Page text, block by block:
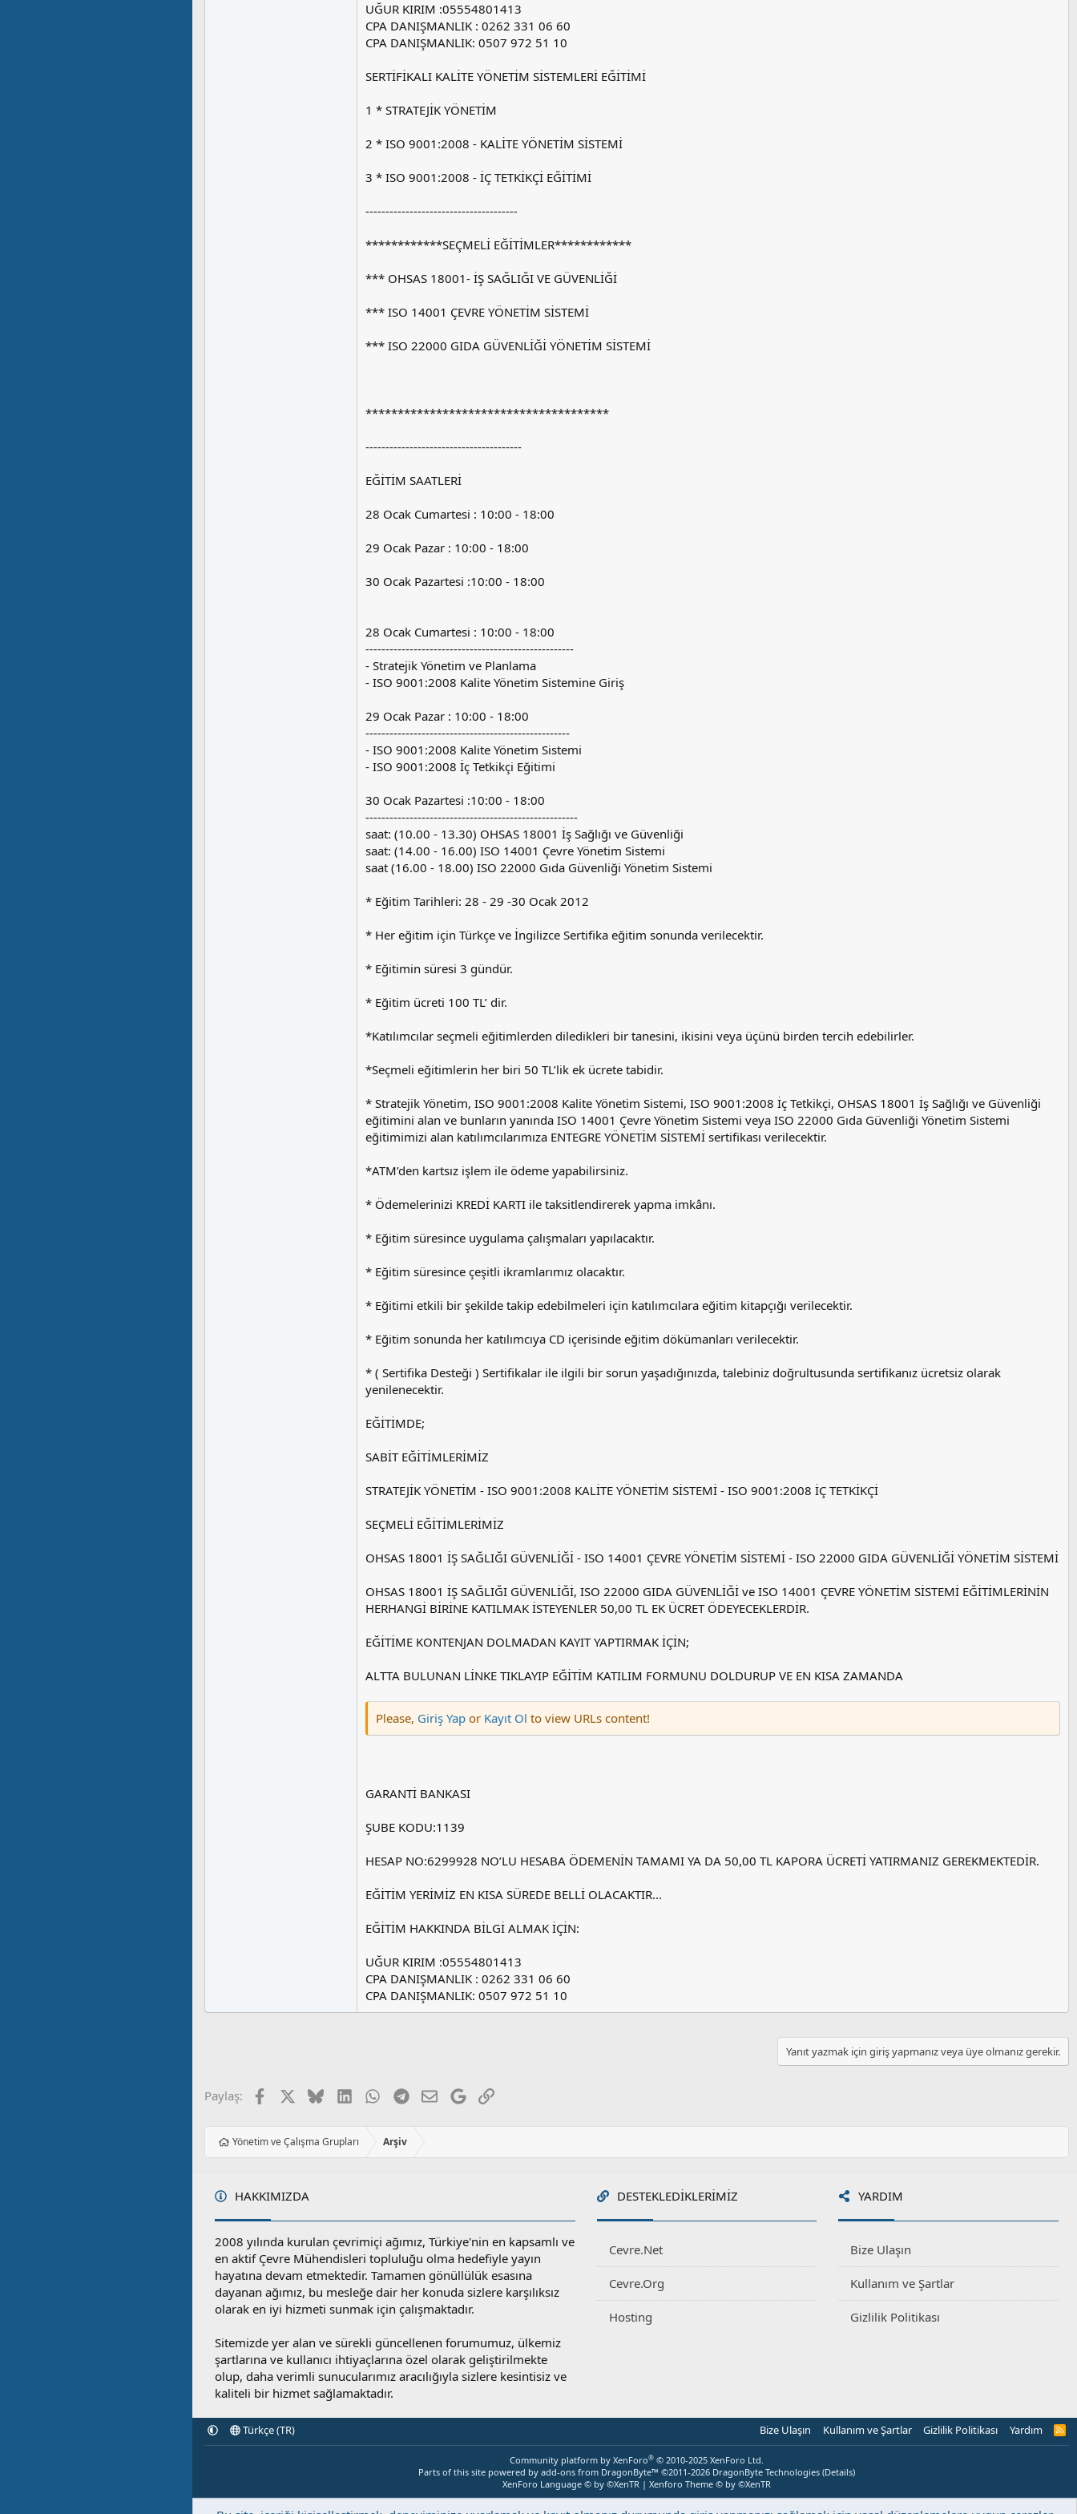
UĞUR KIRIM :05554801413
CPA DANIŞMANLIK : 0262 331 06 60
CPA DANIŞMANLIK: 0507 972 51 10
SERTİFİKALI KALİTE YÖNETİM SİSTEMLERİ EĞİTİMİ
1 * STRATEJİK YÖNETİM
2 * ISO 9001:2008 - KALİTE YÖNETİM SİSTEMİ
3 * ISO 9001:2008 - İÇ TETKİKÇİ EĞİTİMİ
--------------------------------------
************SEÇMELİ EĞİTİMLER************
*** OHSAS 18001- İŞ SAĞLIĞI VE GÜVENLİĞİ
*** ISO 14001 ÇEVRE YÖNETİM SİSTEMİ
*** ISO 22000 GIDA GÜVENLİĞİ YÖNETİM SİSTEMİ
**************************************
---------------------------------------
EĞİTİM SAATLERİ
28 Ocak Cumartesi : 10:00 - 18:00
29 Ocak Pazar : 10:00 - 18:00
30 Ocak Pazartesi :10:00 - 18:00
28 Ocak Cumartesi : 10:00 - 18:00
----------------------------------------------------
- Stratejik Yönetim ve Planlama
- ISO 9001:2008 Kalite Yönetim Sistemine Giriş
29 Ocak Pazar : 10:00 - 18:00
---------------------------------------------------
- ISO 9001:2008 Kalite Yönetim Sistemi
- ISO 9001:2008 İç Tetkikçi Eğitimi
30 Ocak Pazartesi :10:00 - 18:00
-----------------------------------------------------
saat: (10.00 - 13.30) OHSAS 18001 İş Sağlığı ve Güvenliği
saat: (14.00 - 16.00) ISO 14001 Çevre Yönetim Sistemi
saat (16.00 - 18.00) ISO 22000 Gıda Güvenliği Yönetim Sistemi
* Eğitim Tarihleri: 28 - 29 -30 Ocak 2012
* Her eğitim için Türkçe ve İngilizce Sertifika eğitim sonunda verilecektir.
* Eğitimin süresi 3 gündür.
* Eğitim ücreti 100 TL’ dir.
*Katılımcılar seçmeli eğitimlerden diledikleri bir tanesini, ikisini veya üçünü birden tercih edebilirler.
*Seçmeli eğitimlerin her biri 50 TL’lik ek ücrete tabidir.
* Stratejik Yönetim, ISO 9001:2008 Kalite Yönetim Sistemi, ISO 9001:2008 İç Tetkikçi, OHSAS 18001 İş Sağlığı ve Güvenliği
eğitimini alan ve bunların yanında ISO 14001 Çevre Yönetim Sistemi veya ISO 22000 Gıda Güvenliği Yönetim Sistemi
eğitimimizi alan katılımcılarımıza ENTEGRE YÖNETİM SİSTEMİ sertifikası verilecektir.
*ATM’den kartsız işlem ile ödeme yapabilirsiniz.
* Ödemelerinizi KREDİ KARTI ile taksitlendirerek yapma imkânı.
* Eğitim süresince uygulama çalışmaları yapılacaktır.
* Eğitim süresince çeşitli ikramlarımız olacaktır.
* Eğitimi etkili bir şekilde takip edebilmeleri için katılımcılara eğitim kitapçığı verilecektir.
* Eğitim sonunda her katılımcıya CD içerisinde eğitim dökümanları verilecektir.
* ( Sertifika Desteği ) Sertifikalar ile ilgili bir sorun yaşadığınızda, talebiniz doğrultusunda sertifikanız ücretsiz olarak
yenilenecektir.
EĞİTİMDE;
SABİT EĞİTİMLERİMİZ
STRATEJİK YÖNETİM - ISO 9001:2008 KALİTE YÖNETİM SİSTEMİ - ISO 9001:2008 İÇ TETKİKÇİ
SEÇMELİ EĞİTİMLERİMİZ
OHSAS 18001 İŞ SAĞLIĞI GÜVENLİĞİ - ISO 14001 ÇEVRE YÖNETİM SİSTEMİ - ISO 22000 GIDA GÜVENLİĞİ YÖNETİM SİSTEMİ
OHSAS 18001 İŞ SAĞLIĞI GÜVENLİĞİ, ISO 22000 GIDA GÜVENLİĞİ ve ISO 14001 ÇEVRE YÖNETİM SİSTEMİ EĞİTİMLERİNİN
HERHANGİ BİRİNE KATILMAK İSTEYENLER 50,00 TL EK ÜCRET ÖDEYECEKLERDİR.
EĞİTİME KONTENJAN DOLMADAN KAYIT YAPTIRMAK İÇİN;
ALTTA BULUNAN LİNKE TIKLAYIP EĞİTİM KATILIM FORMUNU DOLDURUP VE EN KISA ZAMANDA
Please, Giriş Yap or Kayıt Ol to view URLs content!
GARANTİ BANKASI
ŞUBE KODU:1139
HESAP NO:6299928 NO’LU HESABA ÖDEMENİN TAMAMI YA DA 50,00 TL KAPORA ÜCRETİ YATIRMANIZ GEREKMEKTEDİR.
EĞİTİM YERİMİZ EN KISA SÜREDE BELLİ OLACAKTIR...
EĞİTİM HAKKINDA BİLGİ ALMAK İÇİN:
UĞUR KIRIM :05554801413
CPA DANIŞMANLIK : 0262 331 06 60
CPA DANIŞMANLIK: 0507 972 51 10
Yanıt yazmak için giriş yapmanız veya üye olmanız gerekir.
Paylaş: Facebook BlueskyLinkedInWhatsApp
Telegram
E-postaGoogleLink
Yönetim ve Çalışma Grupları Arşiv
HAKKIMIZDA
2008 yılında kurulan çevrimiçi ağımız, Türkiye'nin en kapsamlı ve
en aktif Çevre Mühendisleri topluluğu olma hedefiyle yayın
hayatına devam etmektedir. Tamamen gönüllülük esasına
dayanan ağımız, bu mesleğe dair her konuda sizlere karşılıksız
olarak en iyi hizmeti sunmak için çalışmaktadır.
Sitemizde yer alan ve sürekli güncellenen forumumuz, ülkemiz
şartlarına ve kullanıcı ihtiyaçlarına özel olarak geliştirilmekte
olup, daha verimli sunucularımız aracılığıyla sizlere kesintisiz ve
kaliteli bir hizmet sağlamaktadır.
DESTEKLEDIKLERIMIZ
Cevre.Net
Cevre.Org
Hosting
YARDIM
Bize Ulaşın
Kullanım ve Şartlar
Gizlilik Politikası
Türkçe (TR) Bize Ulaşın Kullanım ve Şartlar Gizlilik Politikası Yardım
R
Community platform by XenForo® © 2010-2025 XenForo Ltd.
Parts of this site powered by add-ons from DragonByte™ ©2011-2026 DragonByte Technologies (Details)
XenForo Language © by ©XenTR | Xenforo Theme © by ©XenTR